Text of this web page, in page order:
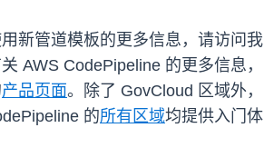
新管道模板的更多信息，请访问我
AWS CodePipeline 的更多信息，
产品页面。除了 GovCloud 区域外，
的所有区域均提供入门体